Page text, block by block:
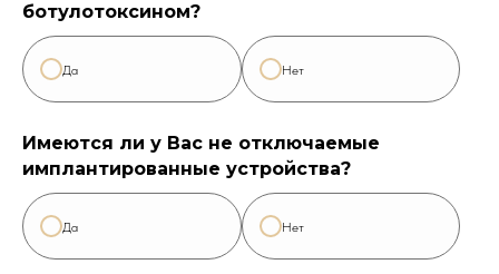
ботулотоксином?
Да Нет
Имеются ли у Вас не отключаемые
имплантированные устройства?
Да Нет